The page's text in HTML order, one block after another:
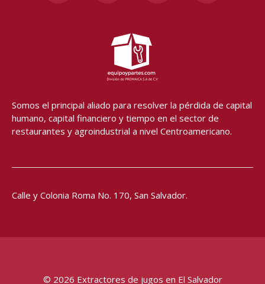
f
a
g
a
Somos el principal aliado para resolver la pérdida de capital
humano, capital financiero y tiempo en el sector de
restaurantes y agroindustrial a nivel Centroamericano.
Calle y Colonia Roma No. 170, San Salvador.
© 2026 Extractores de jugos en El Salvador